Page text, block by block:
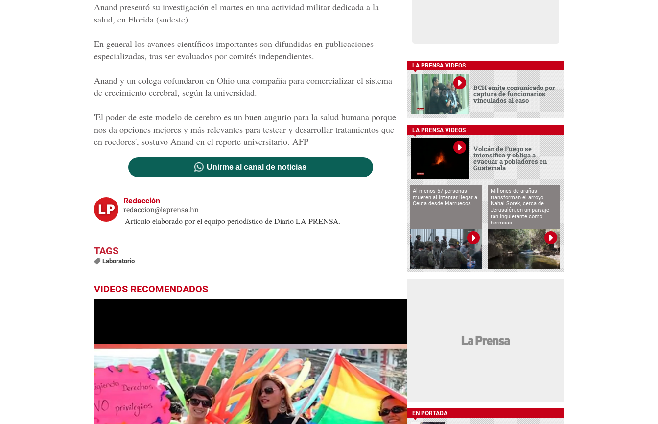
Anand presentó su investigación el martes en una actividad militar dedicada a la
salud, en Florida (sudeste).
En general los avances científicos importantes son difundidas en publicaciones
especializadas, tras ser evaluados por comités independientes.
Anand y un colega cofundaron en Ohio una compañía para comercializar el sistema
de crecimiento cerebral, según la universidad.
'El poder de este modelo de cerebro es un buen augurio para la salud humana porque
nos da opciones mejores y más relevantes para testear y desarrollar tratamientos que
en roedores', sostuvo Anand en el reporte universitario. AFP
Unirme al canal de noticias
Redacción
redaccion@laprensa.hn
Artículo elaborado por el equipo periodístico de Diario LA PRENSA.
Laboratorio
VIDEOS RECOMENDADOS
LA PRENSA VIDEOS
BCH emite comunicado por
captura de funcionarios
vinculados al caso
LA PRENSA VIDEOS
Volcán de Fuego se
intensifica y obliga a
evacuar a pobladores en
Guatemala
Al menos 57 personas
mueren al intentar llegar a
Ceuta desde Marruecos
Millones de arañas
transforman el arroyo
Nahal Sorek, cerca de
Jerusalén, en un paisaje
tan inquietante como
hermoso
EN PORTADA